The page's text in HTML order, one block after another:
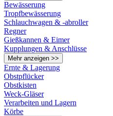
Bewässerung
Tropfbewässerung
Schlauchwagen & -abroller
Regner
Gießkannen & Eimer
Kupplungen & Anschlüsse
Mehr anzeigen >>
Ernte & Lagerung
Obstpflücker
Obstkisten
Weck-Gläser
Verarbeiten und Lagern
Körbe